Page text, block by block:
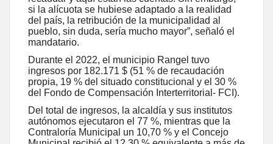
si la alícuota se hubiese adaptado a la realidad
del país, la retribución de la municipalidad al
pueblo, sin duda, sería mucho mayor”, señaló el
mandatario.
Durante el 2022, el municipio Rangel tuvo
ingresos por 182.171 $ (51 % de recaudación
propia, 19 % del situado constitucional y el 30 %
del Fondo de Compensación Interterritorial- FCI).
Del total de ingresos, la alcaldía y sus institutos
autónomos ejecutaron el 77 %, mientras que la
Contraloría Municipal un 10,70 % y el Concejo